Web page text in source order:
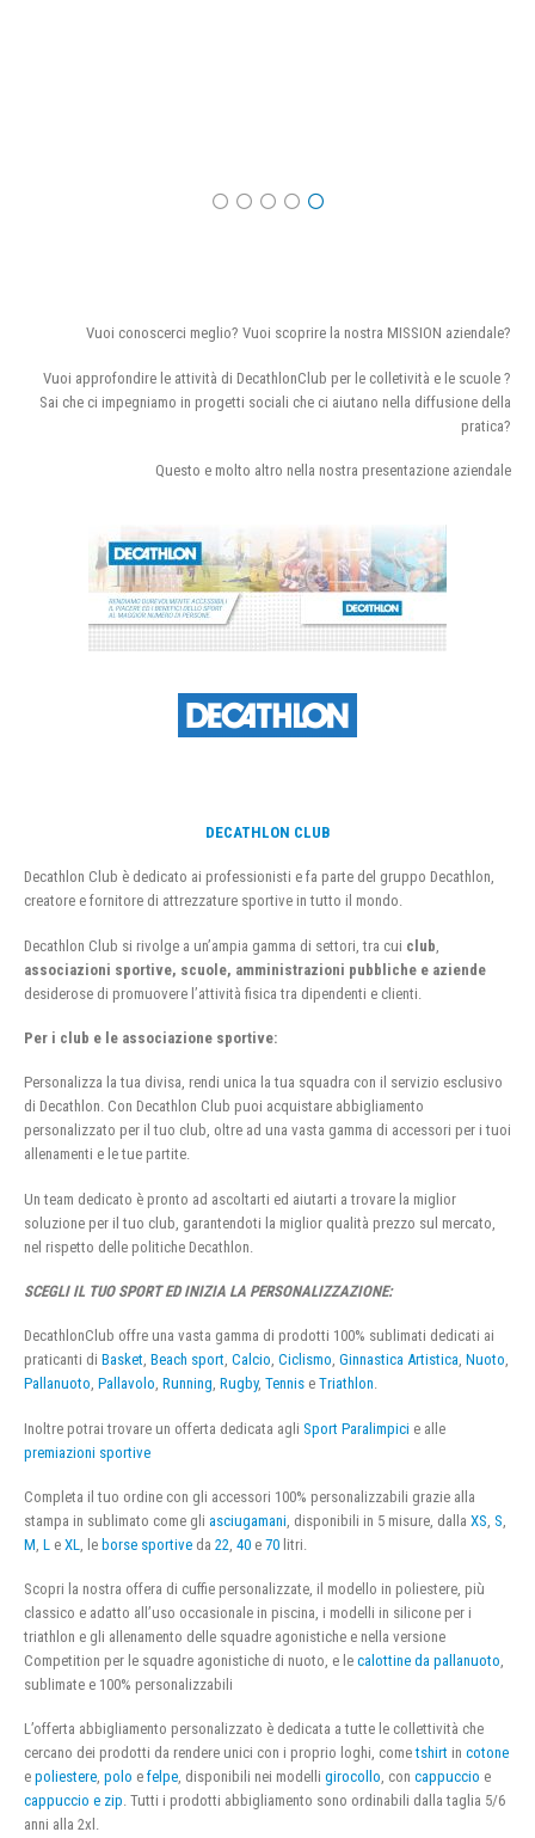
Vuoi conoscerci meglio? Vuoi scoprire la nostra MISSION aziendale?
Vuoi approfondire le attività di DecathlonClub per le colletività e le scuole ?
Sai che ci impegniamo in progetti sociali che ci aiutano nella diffusione della
pratica?
Questo e molto altro nella nostra presentazione aziendale
DECATHLON CLUB
Decathlon Club è dedicato ai professionisti e fa parte del gruppo Decathlon,
creatore e fornitore di attrezzature sportive in tutto il mondo.
Decathlon Club si rivolge a un’ampia gamma di settori, tra cui club
associazioni sportive, scuole, amministrazioni pubbliche e aziende
desiderose di promuovere l’attività fisica tra dipendenti e clienti.
Per i club e le associazione sportive:
Personalizza la tua divisa, rendi unica la tua squadra con il servizio esclusivo
di Decathlon. Con Decathlon Club puoi acquistare abbigliamento
personalizzato per il tuo club, oltre ad una vasta gamma di accessori per i tuoi
allenamenti e le tue partite.
Un team dedicato è pronto ad ascoltarti ed aiutarti a trovare la miglior
soluzione per il tuo club, garantendoti la miglior qualità prezzo sul mercato,
nel rispetto delle politiche Decathlon.
SCEGLI IL TUO SPORT ED INIZIA LA PERSONALIZZAZIONE:
DecathlonClub offre una vasta gamma di prodotti 100% sublimati dedicati ai
praticanti di Basket, Beach sport, Calcio, Ciclismo, Ginnastica Artistica, Nuoto,
Pallanuoto, Pallavolo, Running, Rugby, Tennis e Triathlon.
Inoltre potrai trovare un offerta dedicata agli Sport Paralimpici e alle
premiazioni sportive
Completa il tuo ordine con gli accessori 100% personalizzabili grazie alla
stampa in sublimato come gli asciugamani , disponibili in 5 misure, dalla XS S
M L e XL , le borse sportive da 22 40 e 70 litri.
Scopri la nostra offera di cuffie personalizzate, il modello in poliestere, più
classico e adatto all’uso occasionale in piscina, i modelli in silicone per i
triathlon e gli allenamento delle squadre agonistiche e nella versione
Competition per le squadre agonistiche di nuoto, e le calottine da pallanuoto,
sublimate e 100% personalizzabili
L’offerta abbigliamento personalizzato è dedicata a tutte le collettività che
cercano dei prodotti da rendere unici con i proprio loghi, cometshirt in cotone
e poliestere, polo e felpe, disponibili nei modelli girocollo, con cappuccio e
cappuccio e zip. Tutti i prodotti abbigliamento sono ordinabili dalla taglia 5/6
anni alla 2xl.